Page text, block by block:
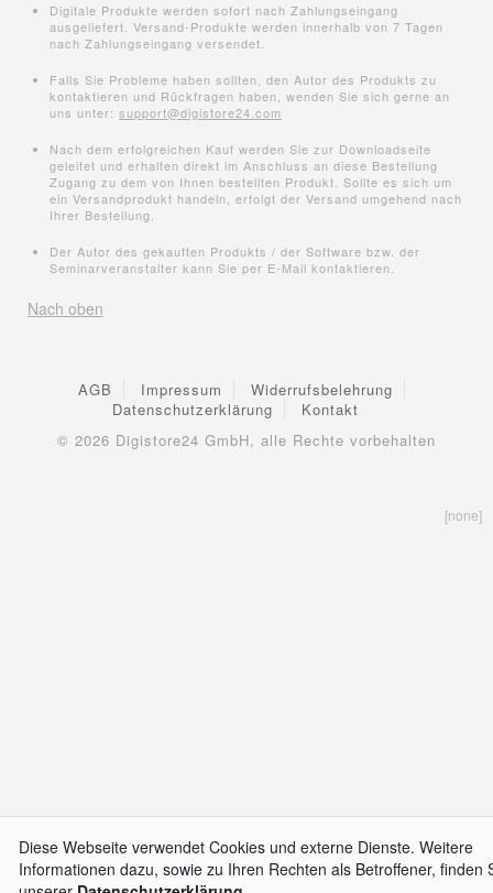
Digitale Produkte werden sofort nach Zahlungseingang
ausgeliefert. Versand-Produkte werden innerhalb von 7 Tagen
nach Zahlungseingang versendet.
Falls Sie Probleme haben sollten, den Autor des Produkts zu
kontaktieren und Rückfragen haben, wenden Sie sich gerne an
uns unter: support@digistore24.com
Nach dem erfolgreichen Kauf werden Sie zur Downloadseite
geleitet und erhalten direkt im Anschluss an diese Bestellung
Zugang zu dem von Ihnen bestellten Produkt. Sollte es sich um
ein Versandprodukt handeln, erfolgt der Versand umgehend nach
Ihrer Bestellung.
Der Autor des gekauften Produkts / der Software bzw. der
Seminarveranstalter kann Sie per E-Mail kontaktieren.
Nach oben
AGB Impressum
Widerrufsbelehrung
Datenschutzerklärung
Kontakt
© 2026 Digistore24 GmbH, alle Rechte vorbehalten
[none]